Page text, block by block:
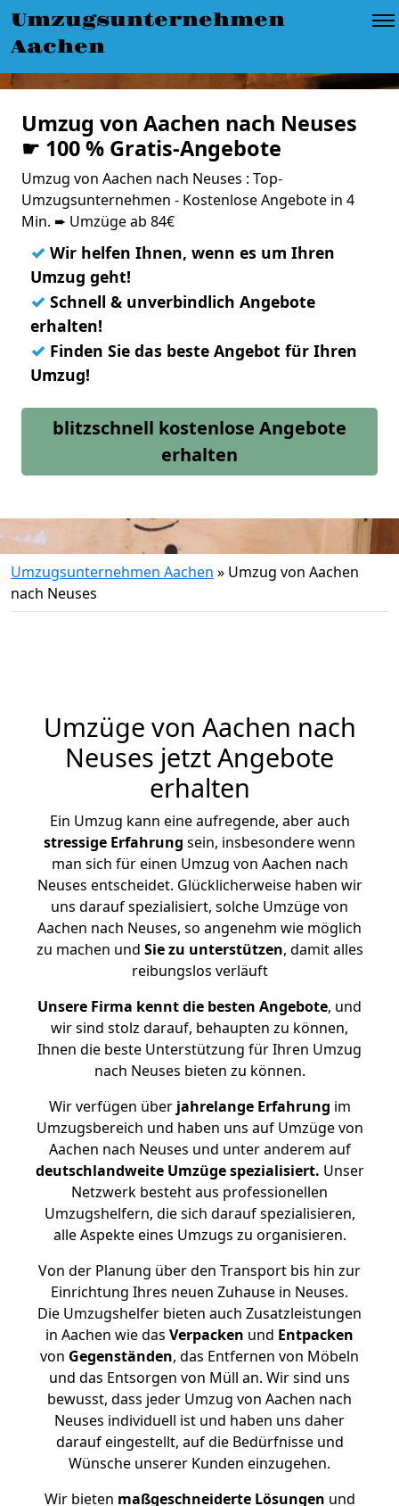
Umzugsunternehmen
Aachen
Umzug von Aachen nach Neuses
☛ 100 % Gratis-Angebote
Umzug von Aachen nach Neuses : Top-
Umzugsunternehmen - Kostenlose Angebote in 4
Min. ➨ Umzüge ab 84€
✓ Wir helfen Ihnen, wenn es um Ihren
Umzug geht!
✓ Schnell & unverbindlich Angebote
erhalten!
✓ Finden Sie das beste Angebot für Ihren
Umzug!
blitzschnell kostenlose Angebote
erhalten
Umzugsunternehmen Aachen » Umzug von Aachen
nach Neuses
Umzüge von Aachen nach
Neuses jetzt Angebote
erhalten
Ein Umzug kann eine aufregende, aber auch
stressige Erfahrung sein, insbesondere wenn
man sich für einen Umzug von Aachen nach
Neuses entscheidet. Glücklicherweise haben wir
uns darauf spezialisiert, solche Umzüge von
Aachen nach Neuses, so angenehm wie möglich
zu machen und Sie zu unterstützen, damit alles
reibungslos verläuft
Unsere Firma kennt die besten Angebote, und
wir sind stolz darauf, behaupten zu können,
Ihnen die beste Unterstützung für Ihren Umzug
nach Neuses bieten zu können.
Wir verfügen überjahrelange Erfahrung im
Umzugsbereich und haben uns auf Umzüge von
Aachen nach Neuses und unter anderem auf
deutschlandweite Umzüge spezialisiert. Unser
Netzwerk besteht aus professionellen
Umzugshelfern, die sich darauf spezialisieren,
alle Aspekte eines Umzugs zu organisieren.
Von der Planung über den Transport bis hin zur
Einrichtung Ihres neuen Zuhause in Neuses.
Die Umzugshelfer bieten auch Zusatzleistungen
in Aachen wie das Verpacken und Entpacken
von Gegenständen, das Entfernen von Möbeln
und das Entsorgen von Müll an. Wir sind uns
bewusst, dass jeder Umzug von Aachen nach
Neuses individuell ist und haben uns daher
darauf eingestellt, auf die Bedürfnisse und
Wünsche unserer Kunden einzugehen.
Wir bieten maßgeschneiderte Lösungen und